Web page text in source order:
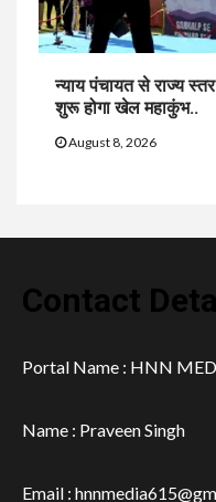
न्याय पंचायत से राज्य
शुरू होगा खेल महाकुंभ..
August 8, 2026
Contact
Portal Name : HNN
Name : Praveen Singh
Email :